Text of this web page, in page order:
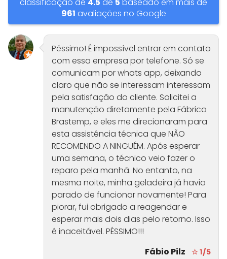
classificação de 4.5 de 5 baseado em mais de
961 avaliações no Google
Péssimo! É impossível entrar em contato
com essa empresa por telefone. Só se
comunicam por whats app, deixando
claro que não se interessam interessam
pela satisfação do cliente. Solicitei a
manutenção diretamente pela Fábrica
Brastemp, e eles me direcionaram para
esta assistência técnica que NÃO
RECOMENDO A NINGUÉM. Após esperar
uma semana, o técnico veio fazer o
reparo pela manhã. No entanto, na
mesma noite, minha geladeira já havia
parado de funcionar novamente! Para
piorar, fui obrigado a reagendar e
esperar mais dois dias pelo retorno. Isso
é inaceitável. PÉSSIMO!!!
Fábio Pilz
☆ 1/5